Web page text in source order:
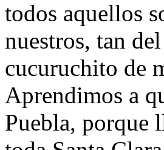
todos aquellos
nuestros, tan
cucuruchito de
Aprendimos a
Puebla, porque